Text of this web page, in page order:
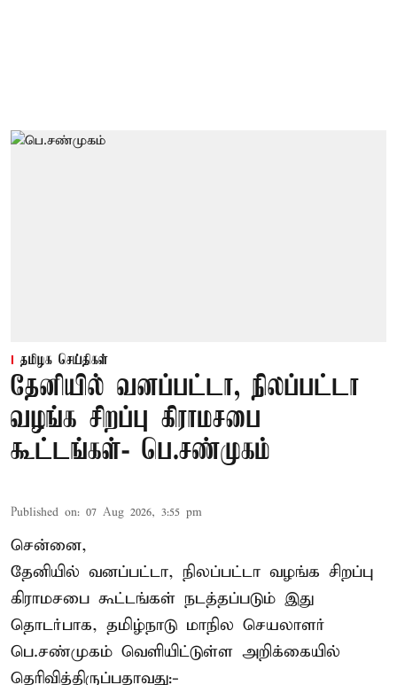
தமிழக செய்திகள்
தேனியில் வனப்பட்டா, நிலப்பட்டா
வழங்க சிறப்பு கிராமசபை
கூட்டங்கள்- பெ.சண்முகம்
Published on: 07 Aug 2026, 3:55 pm
சென்னை,
தேனியில் வனப்பட்டா, நிலப்பட்டா வழங்க சிறப்பு
கிராமசபை கூட்டங்கள் நடத்தப்படும் இது
தொடர்பாக, தமிழ்நாடு மாநில செயலாளர்
பெ.சண்முகம் வெளியிட்டுள்ள அறிக்கையில்
தெரிவித்திருப்பதாவது:-